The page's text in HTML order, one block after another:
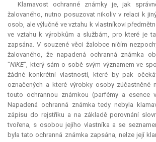
Klamavost ochranné známky je, jak
žalovaného, nutno posuzovat nikoliv v relaci k
osob, ale výlučně ve vztahu k vlastníkovi
ve vztahu k výrobkům a službám, pro které je
zapsána. V souzené věci žalobce ničím
žalovaného, že napadená ochranná známka
"NIKE", který sám o sobě svým významem ve
žádné konkrétní vlastnosti, které by pak
označených a které výrobky osoby zúčastněné
touto ochrannou známkou (parfémy a esence
Napadená ochranná známka tedy nebyla
zápisu do rejstříku a na základě porovnání
tvořena, s osobou jejího vlastníka a se
byla tato ochranná známka zapsána, nelze její